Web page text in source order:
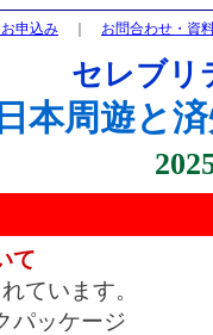
申込み お問合わせ・資
セレブリ
日本周遊と
て
ています。
パッケージ